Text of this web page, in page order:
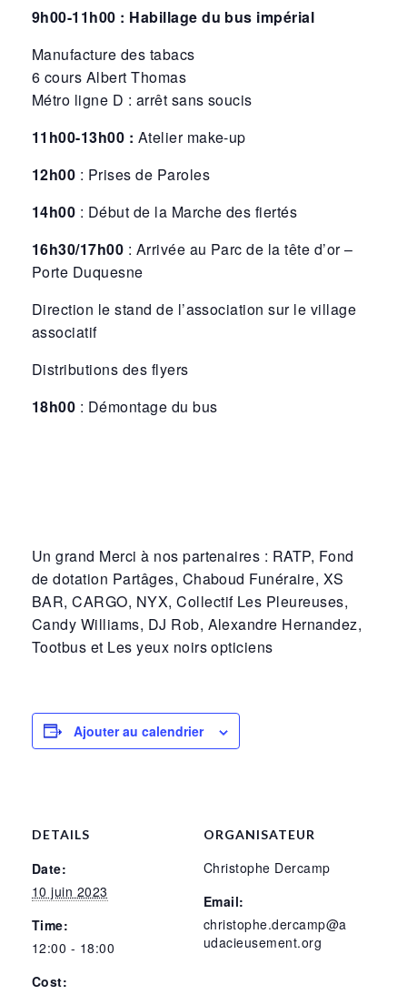
9h00-11h00 : Habillage du bus impérial
Manufacture des tabacs
6 cours Albert Thomas
Métro ligne D : arrêt sans soucis
11h00-13h00 : Atelier make-up
12h00 : Prises de Paroles
14h00 : Début de la Marche des fiertés
16h30/17h00 : Arrivée au Parc de la tête d’or –
Porte Duquesne
Direction le stand de l’association sur le village
associatif
Distributions des flyers
18h00 : Démontage du bus
Un grand Merci à nos partenaires : RATP, Fond
de dotation Partâges, Chaboud Funéraire, XS
BAR, CARGO, NYX, Collectif Les Pleureuses,
Candy Williams, DJ Rob, Alexandre Hernandez,
Tootbus et Les yeux noirs opticiens
Ajouter au calendrier
DETAILS
Date:
10 juin 2023
Time:
12:00 - 18:00
Cost:
ORGANISATEUR
Christophe Dercamp
Email:
christophe.dercamp@a
udacieusement.org